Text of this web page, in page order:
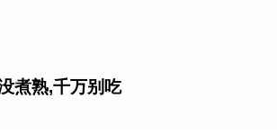
煮熟,千万别吃